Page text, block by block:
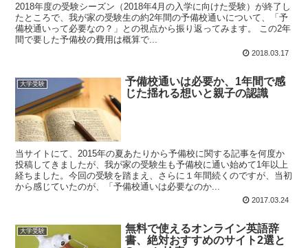
2018年度の受験シーズン（2018年4月の入学に向けた受験）が終了し
たところで、我が家の受験生の約2年間の予備校通いについて、「予
備校通いって必要なの？」との視点から振り返ってみます。 この2年
間で要した予備校の費用は概算で...
2018.03.17
大学受験
予備校通いは必要か、1年間で感
じた揺れる想いと親子の認識
当サイトにて、2015年の夏あたりから予備校に関する記事を何度か
投稿してきましたが、我が家の受験生も予備校に通い始めて1年以上
経ちました。今回の受験を踏まえ、さらに１年間続くのですが、当初
から感じていたのが、「予備校通いは必要なのか...
2017.03.24
大学受験
無料で使えるオンライン英語辞
書、絶対おすすめのサイト2選と